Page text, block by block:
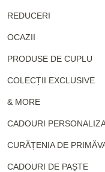
REDUCERI
OCAZII
PRODUSE DE CUPLU
COLECȚII EXCLUSIVE
& MORE
CADOURI
CURĂȚENIA DE
CADOURI DE PAȘTE